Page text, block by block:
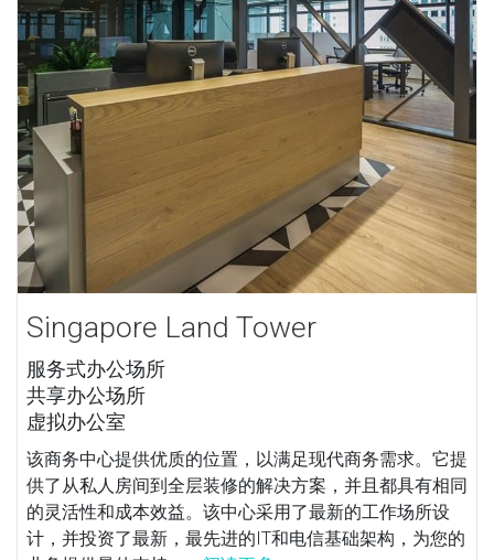
Singapore Land Tower
服务式办公场所
共享办公场所
虚拟办公室
该商务中心提供优质的位置，以满足现代商务需求。它提
供了从私人房间到全层装修的解决方案，并且都具有相同
的灵活性和成本效益。该中心采用了最新的工作场所设
计，并投资了最新，最先进的IT和电信基础架构，为您的